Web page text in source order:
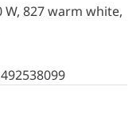
W, 827 warm white,